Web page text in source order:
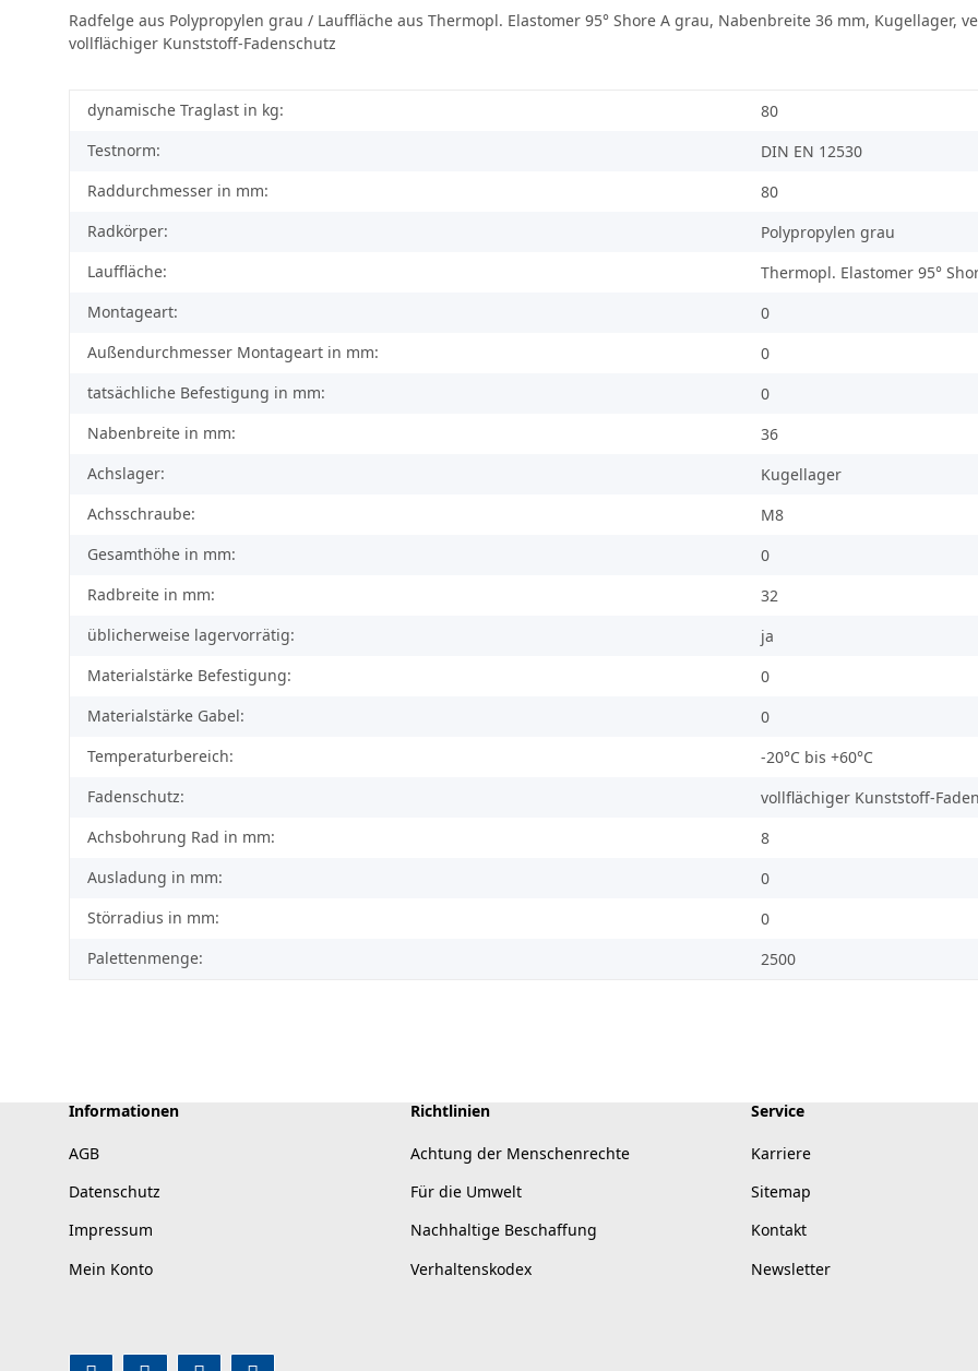
Radfelge aus Polypropylen grau / Lauffläche aus Thermopl. Elastomer 95° Shore A grau, Nabenbreite 36 mm, Kugellager,
vollflächiger Kunststoff-Fadenschutz
dynamische Traglast in kg:
80
Testnorm:
DIN EN 12530
Raddurchmesser in mm:
80
Radkörper:
Polypropylen grau
Lauffläche:
Thermopl. Elastomer 95°
Montageart:
0
Außendurchmesser Montageart in mm:
0
tatsächliche Befestigung in mm:
0
Nabenbreite in mm:
36
Achslager:
Kugellager
Achsschraube:
M8
Gesamthöhe in mm:
0
Radbreite in mm:
32
üblicherweise lagervorrätig:
ja
Materialstärke Befestigung:
0
Materialstärke Gabel:
0
Temperaturbereich:
-20°C bis +60°C
Fadenschutz:
vollflächiger Kunststoff-
Achsbohrung Rad in mm:
8
Ausladung in mm:
0
Störradius in mm:
0
Palettenmenge:
2500
Informationen
AGB
Datenschutz
Impressum
Mein Konto
Richtlinien
Achtung der Menschenrechte
Für die Umwelt
Nachhaltige Beschaffung
Verhaltenskodex
Service
Karriere
Sitemap
Kontakt
Newsletter